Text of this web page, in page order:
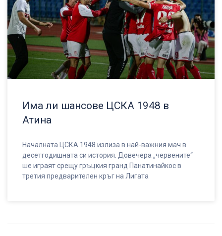
Има ли шансове ЦСКА 1948 в
Атина
Началната ЦСКА 1948 излиза в най-важния мач в
десетгодишната си история. Довечера „червените“
ше играят срещу гръцкия гранд Панатинайкос в
третия предварителен кръг на Лигата